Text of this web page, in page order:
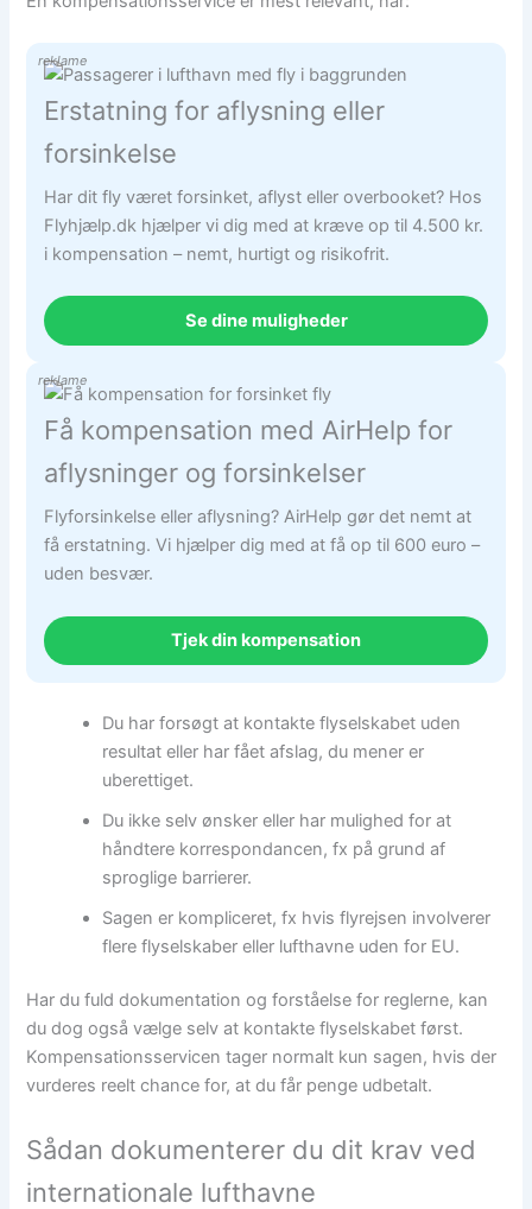
reklame
Erstatning for aflysning eller
forsinkelse
Har dit fly været forsinket, aflyst eller overbooket? Hos
Flyhjælp.dk hjælper vi dig med at kræve op til 4.500 kr.
i kompensation – nemt, hurtigt og risikofrit.
Se dine muligheder
reklame
Få kompensation med AirHelp for
aflysninger og forsinkelser
Flyforsinkelse eller aflysning? AirHelp gør det nemt at
få erstatning. Vi hjælper dig med at få op til 600 euro –
uden besvær.
Tjek din kompensation
Du har forsøgt at kontakte flyselskabet uden
resultat eller har fået afslag, du mener er
uberettiget.
Du ikke selv ønsker eller har mulighed for at
håndtere korrespondancen, fx på grund af
sproglige barrierer.
Sagen er kompliceret, fx hvis flyrejsen involverer
flere flyselskaber eller lufthavne uden for EU.
Har du fuld dokumentation og forståelse for reglerne, kan
du dog også vælge selv at kontakte flyselskabet først.
Kompensationsservicen tager normalt kun sagen, hvis der
vurderes reelt chance for, at du får penge udbetalt.
Sådan dokumenterer du dit krav ved
internationale lufthavne